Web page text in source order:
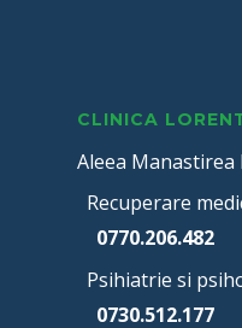
CLINICA
Aleea
Recuperare
0770.206.482
Psihiatrie si
0730.512.177